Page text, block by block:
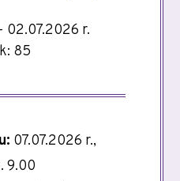
02.07.2026 r.
85
07.07.2026 r.,
9.00